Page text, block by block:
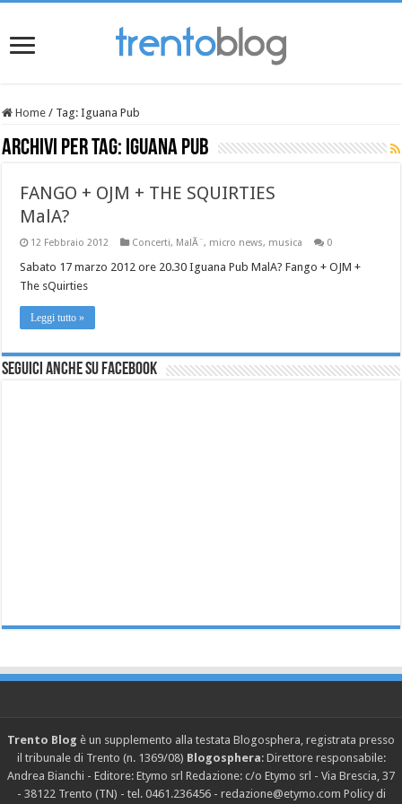
Home / Tag:Iguana Pub
Archivi per tag: Iguana Pub
FANGO + OJM + THE SQUIRTIES
MalA?
12 Febbraio 2012 Concerti, MalÃ¨, micro news, musica 0
Sabato 17 marzo 2012 ore 20.30 Iguana Pub MalA? Fango + OJM +
The sQuirties
Leggi tutto »
Seguici anche su Facebook
Trento Blog è un supplemento alla testata Blogosphera, registrata presso
il tribunale di Trento (n. 1369/08) Blogosphera: Direttore responsabile:
Andrea Bianchi - Editore: Etymo srl Redazione: c/o Etymo srl - Via Brescia, 37
- 38122 Trento (TN) - tel. 0461.236456 - redazione@etymo.com Policy di